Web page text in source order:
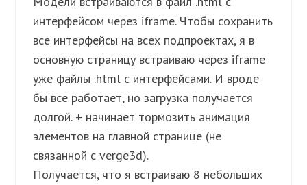
интерфейсом через iframe. Чтобы сохранить
все интерфейсы на всех подпроектах, я в
основную страницу встраиваю через iframe
уже файлы .html с интерфейсами. И вроде
бы все работает, но загрузка получается
долгой. + начинает тормозить анимация
элементов на главной странице (не
связанной с verge3d).
Получается, что я встраиваю 8 небольших